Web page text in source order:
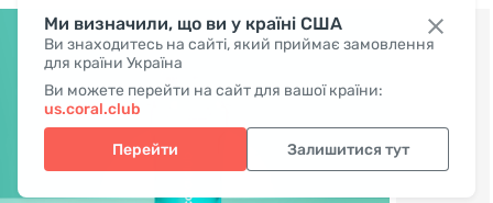
Ми визначили, що ви у країні США
Ви знаходитесь на сайті, який приймає замовлення
для країни Україна
Ви можете перейти на сайт для вашої країни:
us.coral.club
Перейти Залишитися тут